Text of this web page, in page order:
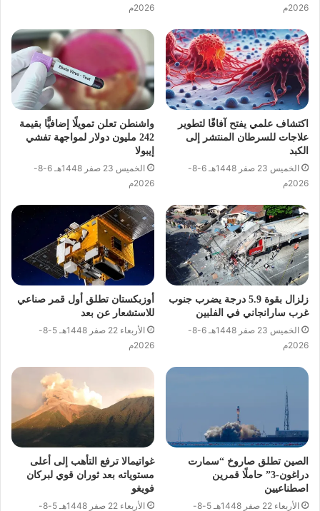
2026م 2026م
اكتشاف علمي يفتح آفاقًا لتطوير
علاجات للسرطان المنتشر إلى
الكبد
الخميس 23 صفر 1448هـ 6-8-
2026م
واشنطن تعلن تمويلًا إضافيًّا بقيمة
242 مليون دولار لمواجهة تفشي
إيبولا
الخميس 23 صفر 1448هـ 6-8-
2026م
زلزال بقوة 5.9 درجة يضرب جنوب
غرب سارانجاني في الفلبين
الخميس 23 صفر 1448هـ 6-8-
2026م
أوزبكستان تطلق أول قمر صناعي
للاستشعار عن بعد
الأربعاء 22 صفر 1448هـ 5-8-
2026م
الصين تطلق صاروخ “سمارت
دراغون-3” حاملًا قمرين
اصطناعيين
الأربعاء 22 صفر 1448هـ 5-8-
غواتيمالا ترفع التأهب إلى أعلى
مستوياته بعد ثوران قوي لبركان
فويغو
الأربعاء 22 صفر 1448هـ 5-8-